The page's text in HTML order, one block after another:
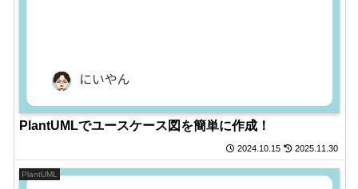
PlantUMLでユースケース図を簡単に作成！
2024.10.15 2025.11.30
PlantUML